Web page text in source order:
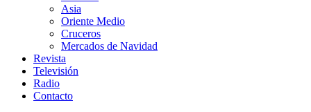
Asia
Oriente Medio
Cruceros
Mercados de Navidad
Revista
Televisión
Radio
Contacto